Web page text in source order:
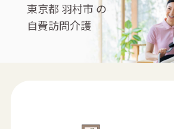
東京都 羽村市 の
自費訪問介護